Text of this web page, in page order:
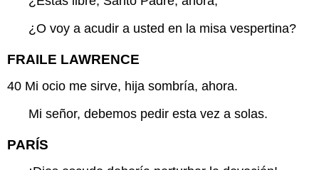
¿O voy a acudir a usted en la misa vespertina?
FRAILE LAWRENCE
40 Mi ocio me sirve, hija sombría, ahora.
Mi señor, debemos pedir esta vez a solas.
PARÍS